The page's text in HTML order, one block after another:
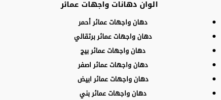
الوان دهانات واجهات عمائر
دهان واجهات عمائر أحمر
دهان واجهات عمائر برتقالي
دهان واجهات عمائر بيج
دهان واجهات عمائر اصفر
دهان واجهات عمائر ابيض
دهان واجهات عمائر بني